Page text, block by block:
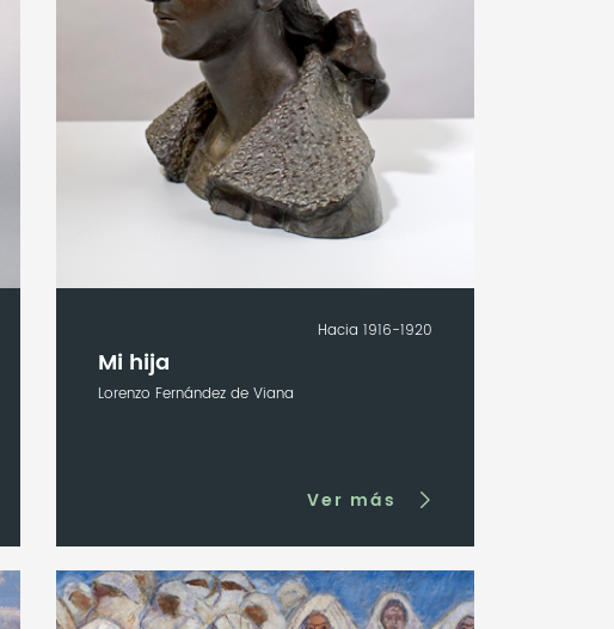
Hacia 1916-1920
Mi hija
Lorenzo Fernández de Viana
Ver más